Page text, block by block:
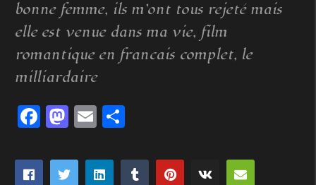
bonne femme, ils m’ont tous rejeté mais
elle est venue dans ma vie, film
romantique en francais complet, le
milliardaire
Facebook
Mastodon
Email